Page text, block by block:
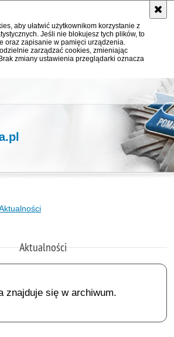
aby ułatwić użytkownikom korzystanie z
Jeśli nie blokujesz tych plików, to
oraz zapisanie w pamięci urządzenia.
zarządzać cookies, zmieniając
zmiany ustawienia przeglądarki oznacza
Aktualności
znajduje się w archiwum.